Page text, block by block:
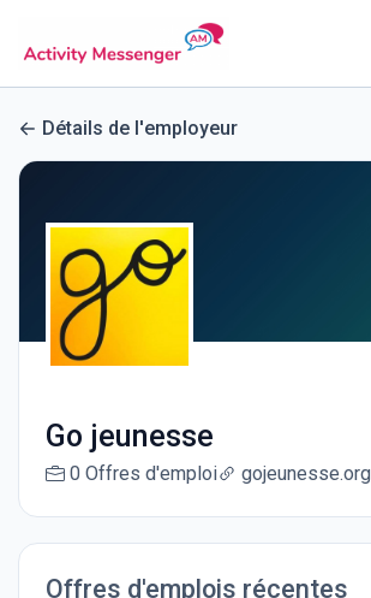
Détails de l'employeur
Go jeunesse
0 Offres d'emploi gojeunesse.org
Offres d'emplois récentes